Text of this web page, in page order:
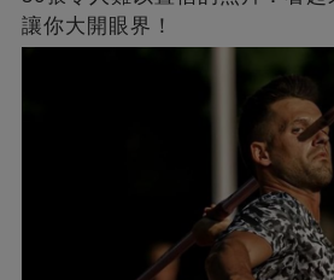
讓你大開眼界！